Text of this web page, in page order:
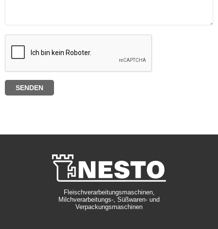
Fleischverarbeitungsmaschinen,
Milchverarbeitungs-, Süßwaren- und
Verpackungsmaschinen